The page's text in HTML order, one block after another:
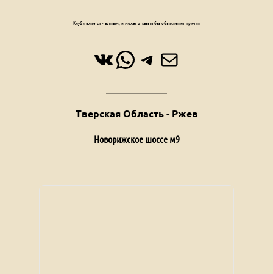
ВКонтакте
WhatsApp
Telegram
Почта
Тверская Область - Ржев
Новорижское шоссе м9